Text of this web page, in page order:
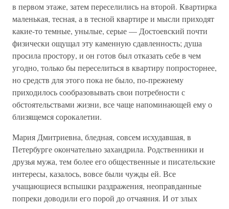
в первом этаже, затем переселились на второй. Квартирка
маленькая, тесная, а в тесной квартире и мысли приходят
какие-то темные, унылые, серые — Достоевский почти
физически ощущал эту каменную сдавленность; душа
просила простору, и он готов был отказать себе в чем
угодно, только бы переселиться в квартиру попросторнее,
но средств для этого пока не было, по-прежнему
приходилось сообразовывать свои потребности с
обстоятельствами жизни, все чаще напоминающей ему о
близящемся сорокалетии.
Мария Дмитриевна, бледная, совсем исхудавшая, в
Петербурге окончательно захандрила. Родственники и
друзья мужа, тем более его общественные и писательские
интересы, казалось, вовсе были чужды ей. Все
учащающиеся вспышки раздражения, неоправданные
попреки доводили его порой до отчаяния. И от злых